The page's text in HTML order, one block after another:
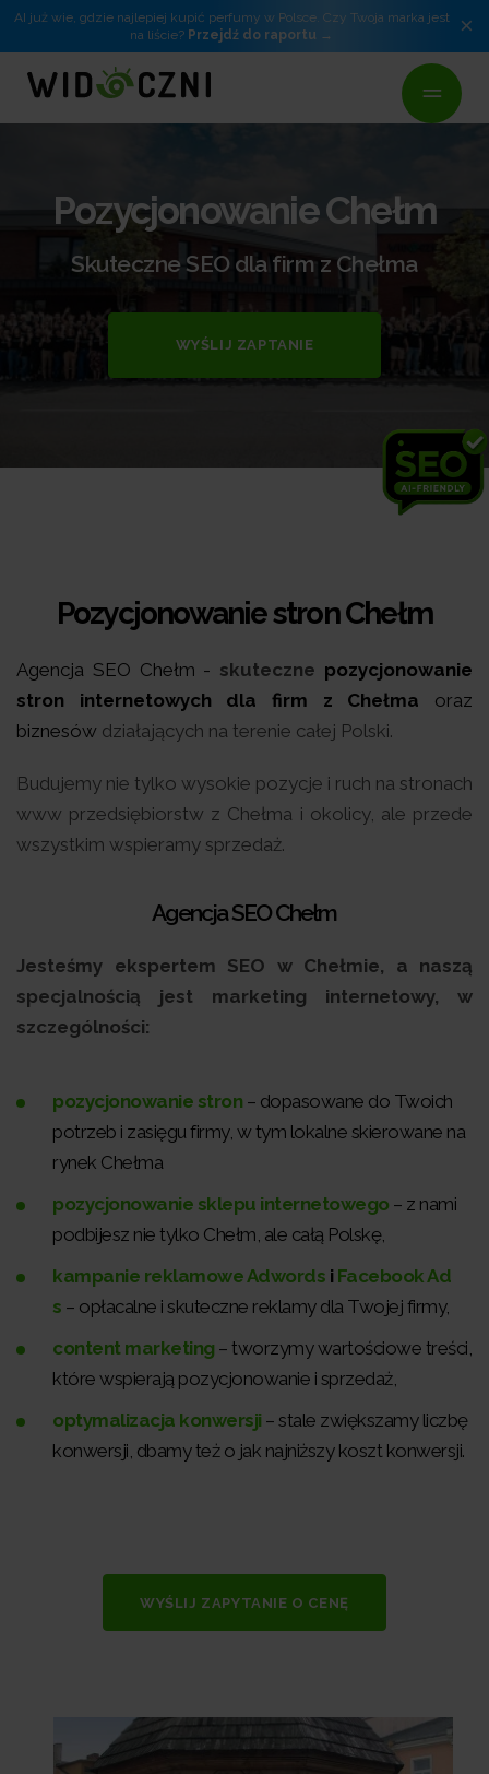
AI już wie, gdzie najlepiej kupić perfumy w Polsce. Czy Twoja marka jest
na liście? Przejdź do raportu ×
Pozycjonowanie Chełm
Skuteczne SEO dla firm z Chełma
WYŚLIJ ZAPTANIE
Pozycjonowanie stron Chełm
Agencja SEO Chełm - skuteczne pozycjonowanie
stron internetowych dla firm z Chełma oraz
biznesów działających na terenie całej Polski.
Budujemy nie tylko wysokie pozycje i ruch na stronach
www przedsiębiorstw z Chełma i okolicy, ale przede
wszystkim wspieramy sprzedaż.
Agencja SEO Chełm
Jesteśmy ekspertem SEO w Chełmie, a naszą
specjalnością jest marketing internetowy, w
szczególności:
pozycjonowanie stron – dopasowane do Twoich
potrzeb i zasięgu firmy, w tym lokalne skierowane na
rynek Chełma
pozycjonowanie sklepu internetowego – z nami
podbijesz nie tylko Chełm, ale całą Polskę,
kampanie reklamowe Adwords i Facebook Ad
s – opłacalne i skuteczne reklamy dla Twojej firmy,
content marketing – tworzymy wartościowe treści,
które wspierają pozycjonowanie i sprzedaż,
optymalizacja konwersji – stale zwiększamy liczbę
konwersji, dbamy też o jak najniższy koszt konwersji.
WYŚLIJ ZAPYTANIE O CENĘ